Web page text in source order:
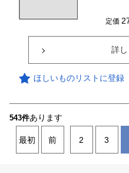
定価
詳
ほしいものリストに登録
543件あります
最初 前 2 3